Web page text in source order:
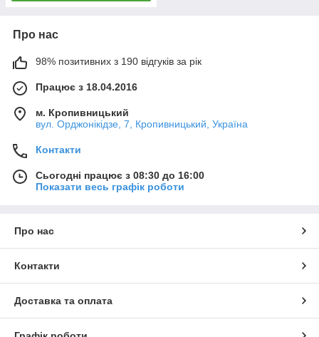
Про нас
98% позитивних з 190 відгуків за рік
Працює з 18.04.2016
м. Кропивницький
вул. Орджонікідзе, 7, Кропивницький, Україна
Контакти
Сьогодні працює з 08:30 до 16:00
Показати весь графік роботи
Про нас
Контакти
Доставка та оплата